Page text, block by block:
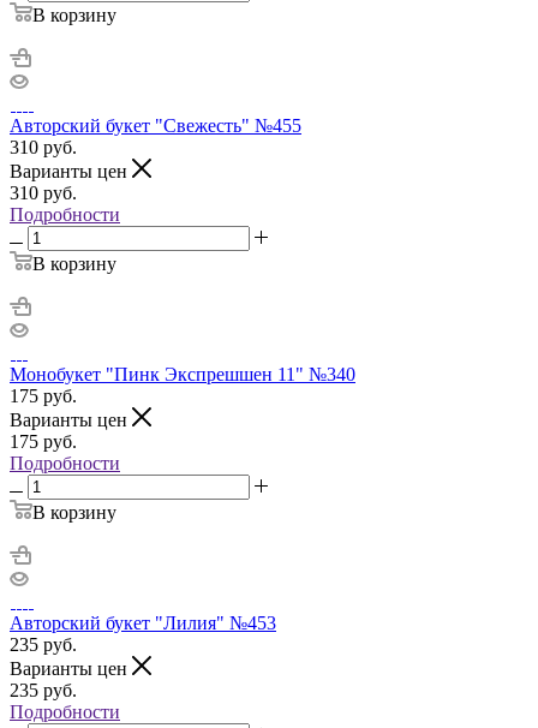
В корзину
Авторский букет "Свежесть" №455
310 руб.
Варианты цен
310 руб.
Подробности
В корзину
Монобукет "Пинк Экспрешшен 11" №340
175 руб.
Варианты цен
175 руб.
Подробности
В корзину
Авторский букет "Лилия" №453
235 руб.
Варианты цен
235 руб.
Подробности